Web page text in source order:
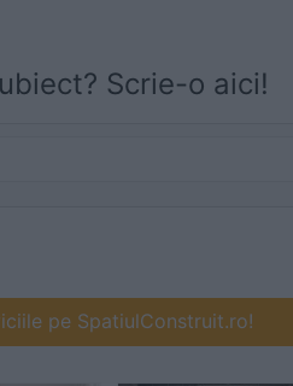
Scrie-o aici!
pe SpatiulConstruit.ro!